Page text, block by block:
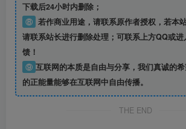
下载后24小时内删除；
⑧ 若作商业用途，请联系原作者授权，若本
请联系站长进行删除处理；可联系上方QQ或进
馈！
⑨ 互联网的本质是自由与分享，我们真诚的
的正能量能够在互联网中自由传播。
THE END